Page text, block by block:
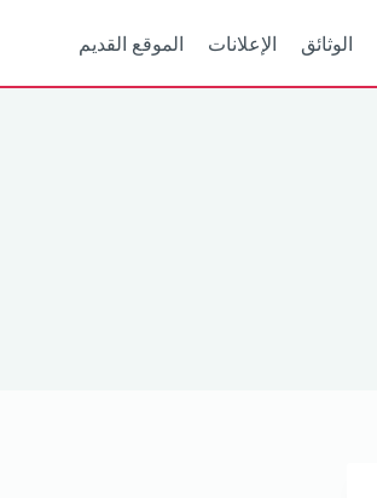
الوثائق الإعلانات الموقع القديم